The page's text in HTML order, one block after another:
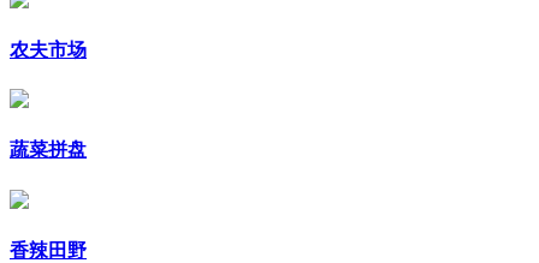
农夫市场
蔬菜拼盘
香辣田野